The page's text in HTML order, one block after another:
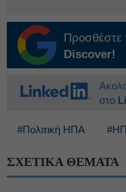
Προσθέστε
Discover!
στο
#Πολιτική ΗΠΑ
ΣΧΕΤΙΚΑ ΘΕΜΑΤΑ